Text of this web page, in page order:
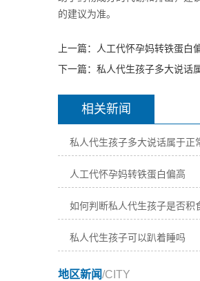
的建议为准。
上一篇：
人工代怀孕妈转铁蛋白
下一篇： 私人代生孩子多大说话
相关新闻
私人代生孩子多大说话属于正
人工代怀孕妈转铁蛋白偏高
如何判断私人代生孩子是否积
私人代生孩子可以趴着睡吗
地区新闻/CITY